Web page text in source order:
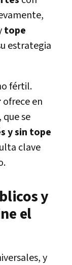
tope
estrategia
fértil.
ofrece en
, que se
y sin tope
clave
y
el
y